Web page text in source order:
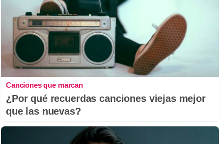
Canciones que marcan
¿Por qué recuerdas canciones viejas mejor
que las nuevas?